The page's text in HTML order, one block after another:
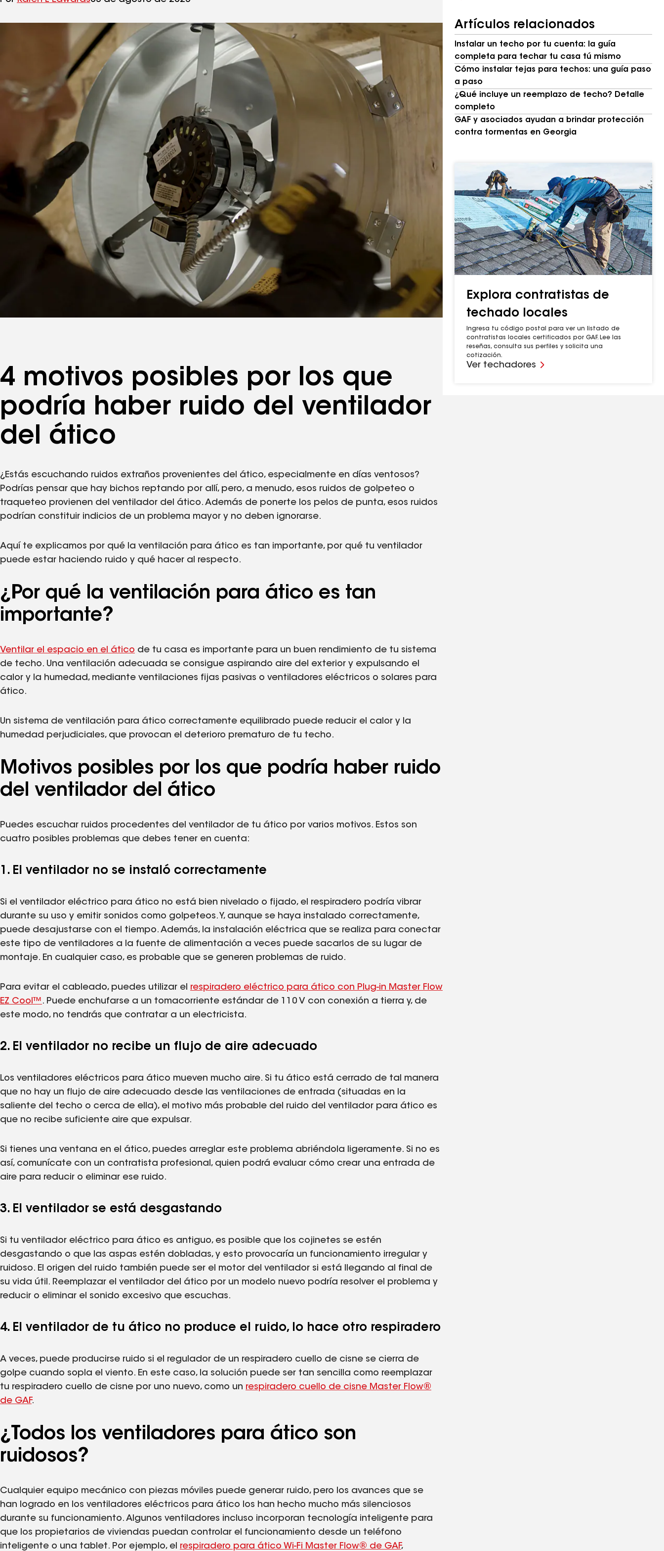
4 motivos posibles por los que
podría haber ruido del ventilador
del ático
¿Estás escuchando ruidos extraños provenientes del ático, especialmente en días ventosos?
Podrías pensar que hay bichos reptando por allí, pero, a menudo, esos ruidos de golpeteo o
traqueteo provienen del ventilador del ático. Además de ponerte los pelos de punta, esos ruidos
podrían constituir indicios de un problema mayor y no deben ignorarse.
Aquí te explicamos por qué la ventilación para ático es tan importante, por qué tu ventilador
puede estar haciendo ruido y qué hacer al respecto.
¿Por qué la ventilación para ático es tan
importante?
Ventilar el espacio en el ático de tu casa es importante para un buen rendimiento de tu sistema
de techo. Una ventilación adecuada se consigue aspirando aire del exterior y expulsando el
calor y la humedad, mediante ventilaciones fijas pasivas o ventiladores eléctricos o solares para
ático.
Un sistema de ventilación para ático correctamente equilibrado puede reducir el calor y la
humedad perjudiciales, que provocan el deterioro prematuro de tu techo.
Motivos posibles por los que podría haber ruido
del ventilador del ático
Puedes escuchar ruidos procedentes del ventilador de tu ático por varios motivos. Estos son
cuatro posibles problemas que debes tener en cuenta:
1. El ventilador no se instaló correctamente
Si el ventilador eléctrico para ático no está bien nivelado o fijado, el respiradero podría vibrar
durante su uso y emitir sonidos como golpeteos. Y, aunque se haya instalado correctamente,
puede desajustarse con el tiempo. Además, la instalación eléctrica que se realiza para conectar
este tipo de ventiladores a la fuente de alimentación a veces puede sacarlos de su lugar de
montaje. En cualquier caso, es probable que se generen problemas de ruido.
Para evitar el cableado, puedes utilizar el respiradero eléctrico para ático con Plug-in Master Flow
EZ Cool™ . Puede enchufarse a un tomacorriente estándar de 110 V con conexión a tierra y, de
este modo, no tendrás que contratar a un electricista.
2. El ventilador no recibe un flujo de aire adecuado
Los ventiladores eléctricos para ático mueven mucho aire. Si tu ático está cerrado de tal manera
que no hay un flujo de aire adecuado desde las ventilaciones de entrada (situadas en la
saliente del techo o cerca de ella), el motivo más probable del ruido del ventilador para ático es
que no recibe suficiente aire que expulsar.
Si tienes una ventana en el ático, puedes arreglar este problema abriéndola ligeramente. Si no es
así, comunícate con un contratista profesional, quien podrá evaluar cómo crear una entrada de
aire para reducir o eliminar ese ruido.
3. El ventilador se está desgastando
Si tu ventilador eléctrico para ático es antiguo, es posible que los cojinetes se estén
desgastando o que las aspas estén dobladas, y esto provocaría un funcionamiento irregular y
ruidoso. El origen del ruido también puede ser el motor del ventilador si está llegando al final de
su vida útil. Reemplazar el ventilador del ático por un modelo nuevo podría resolver el problema y
reducir o eliminar el sonido excesivo que escuchas.
4. El ventilador de tu ático no produce el ruido, lo hace otro respiradero
A veces, puede producirse ruido si el regulador de un respiradero cuello de cisne se cierra de
golpe cuando sopla el viento. En este caso, la solución puede ser tan sencilla como reemplazar
tu respiradero cuello de cisne por uno nuevo, como un respiradero cuello de cisne Master Flow®
de GAF.
¿Todos los ventiladores para ático son
ruidosos?
Cualquier equipo mecánico con piezas móviles puede generar ruido, pero los avances que se
han logrado en los ventiladores eléctricos para ático los han hecho mucho más silenciosos
durante su funcionamiento. Algunos ventiladores incluso incorporan tecnología inteligente para
que los propietarios de viviendas puedan controlar el funcionamiento desde un teléfono
inteligente o una tablet. Por ejemplo, el respiradero para ático Wi-Fi Master Flow® de GAF,
el
blog
Artículos relacionados
Instalar un techo por tu cuenta: la guía
completa para techar tu casa tú mismo
Cómo instalar tejas para techos: una guía paso
a paso
¿Qué incluye un reemplazo de techo? Detalle
completo
GAF y asociados ayudan a brindar protección
contra tormentas en Georgia
Explora contratistas de
techado locales
Ingresa tu código postal para ver un listado de
contratistas locales certificados por GAF. Lee las
reseñas, consulta sus perfiles y solicita una
cotización.
Ver techadores